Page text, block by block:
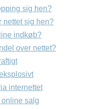
sig hen?
nettet sig hen?
indkøb?
over nettet?
internettet
salg